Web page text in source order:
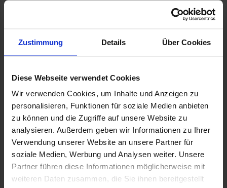
Zustimmung Details Über Cookies
Diese Webseite verwendet Cookies
Wir verwenden Cookies, um Inhalte und Anzeigen zu
personalisieren, Funktionen für soziale Medien anbieten
zu können und die Zugriffe auf unsere Website zu
analysieren. Außerdem geben wir Informationen zu Ihrer
Verwendung unserer Website an unsere Partner für
soziale Medien, Werbung und Analysen weiter. Unsere
Partner führen diese Informationen möglicherweise mit
weiteren Daten zusammen, die Sie ihnen bereitgestellt
ainsi que sur d'autres contenus susceptibles de vous
intéresser. Si vous acceptez que nous vous contactions
Ich stimme zu, auch künftig E-Mails von Toyota
tout moment. Pour plus d'informations sur la
désinscription, nos pratiques en matière de protection
des données et la manière dont nous protégeons et
respectons votre vie privée, veuillez consulter notre
Politique de confidentialité et notre Politique en
matière de cookies. En cliquant sur « Envoyer », vous
acceptez que Toyota Material Handling Suisse SA
enregistre et traite les données personnelles indiquées